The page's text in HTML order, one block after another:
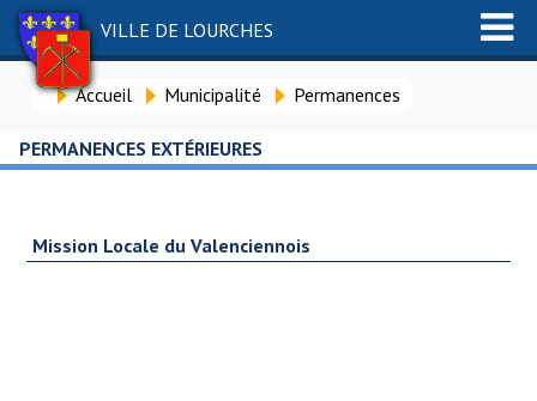
VILLE DE LOURCHES
Accueil Municipalité Permanences
PERMANENCES EXTÉRIEURES
Mission Locale du Valenciennois